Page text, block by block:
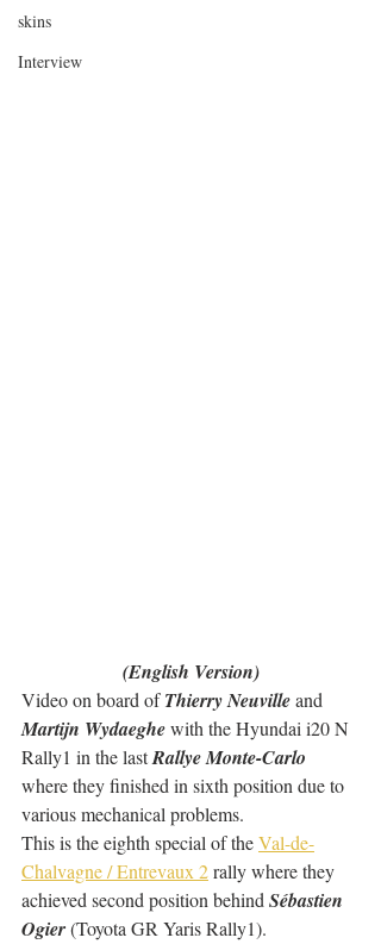
skins
Interview
(English Version)
Video on board of Thierry Neuville and
Martijn Wydaeghe with the Hyundai i20 N
Rally1 in the last Rallye Monte-Carlo
where they finished in sixth position due to
various mechanical problems.
This is the eighth special of the Val-de-
Chalvagne / Entrevaux 2 rally where they
achieved second position behind Sébastien
Ogier (Toyota GR Yaris Rally1).